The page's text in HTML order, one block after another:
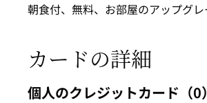
朝食付、無料、お部屋のアップグ
カードの詳細
個人のクレジットカード（0）